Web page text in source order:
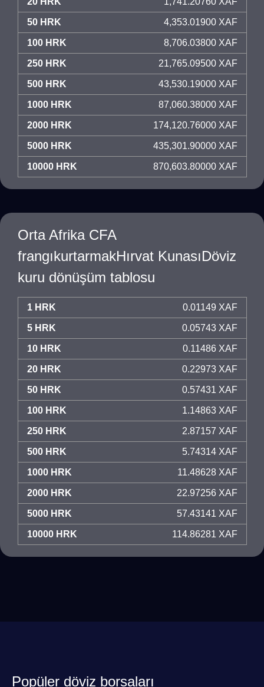
50 HRK 4,353.01900 XAF
100 HRK 8,706.03800 XAF
250 HRK 21,765.09500 XAF
500 HRK 43,530.19000 XAF
1000 HRK 87,060.38000 XAF
2000 HRK 174,120.76000 XAF
5000 HRK 435,301.90000 XAF
10000 HRK 870,603.80000 XAF
Orta Afrika CFA
frangıkurtarmakHırvat KunasıDöviz
kuru dönüşüm tablosu
1 HRK 0.01149 XAF
5 HRK 0.05743 XAF
10 HRK 0.11486 XAF
20 HRK 0.22973 XAF
50 HRK 0.57431 XAF
100 HRK 1.14863 XAF
250 HRK 2.87157 XAF
500 HRK 5.74314 XAF
1000 HRK 11.48628 XAF
2000 HRK 22.97256 XAF
5000 HRK 57.43141 XAF
10000 HRK 114.86281 XAF
Popüler döviz borsaları